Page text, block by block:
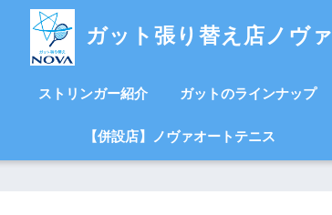
ガット張り替え店ノヴァ
ストリンガー紹介 ガットのラインナップ
【併設店】ノヴァオートテニス